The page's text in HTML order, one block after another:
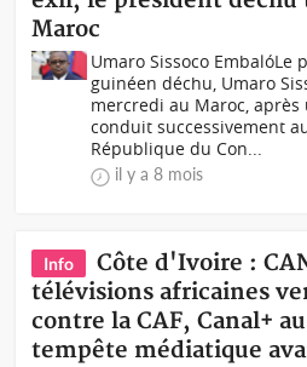
Maroc
Umaro Sissoco EmbalóLe
guinéen déchu, Umaro
mercredi au Maroc, après
conduit successivement
République du Con...
il y a 8 mois
Info
Côte d'Ivoire :
télévisions africaines
contre la CAF, Canal+
tempête médiatique